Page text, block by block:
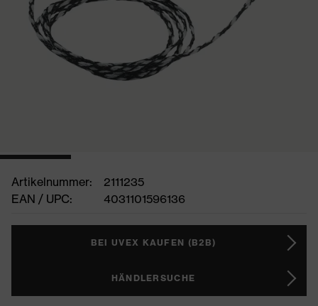
Artikelnummer:
2111235
EAN / UPC:
4031101596136
BEI UVEX KAUFEN (B2B)
HÄNDLERSUCHE